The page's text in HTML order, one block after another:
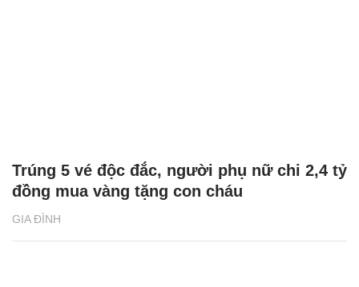
GIA ĐÌNH
Trúng 5 vé độc đắc, người phụ nữ chi 2,4 tỷ
đồng mua vàng tặng con cháu